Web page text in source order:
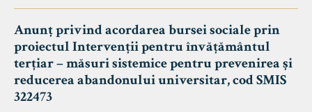
Anunț privind acordarea bursei sociale prin
proiectul Intervenții pentru învățământul
terțiar – măsuri sistemice pentru prevenirea și
reducerea abandonului universitar, cod SMIS
322473